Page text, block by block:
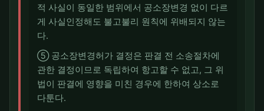
적 사실이 동일한 범위에서 공소장변경 없이 다르
게 사실인정해도 불고불리 원칙에 위배되지 않는
다.
⑤ 공소장변경허가 결정은 판결 전 소송절차에
관한 결정이므로 독립하여 항고할 수 없고, 그 위
법이 판결에 영향을 미친 경우에 한하여 상소로
다툰다.